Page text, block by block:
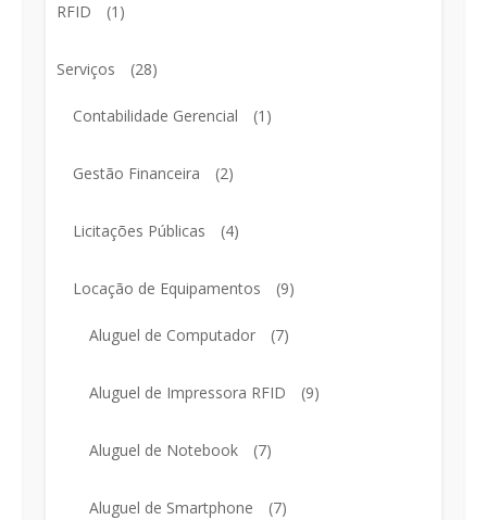
RFID (1)
Serviços (28)
Contabilidade Gerencial (1)
Gestão Financeira (2)
Licitações Públicas (4)
Locação de Equipamentos (9)
Aluguel de Computador (7)
Aluguel de Impressora RFID (9)
Aluguel de Notebook (7)
Aluguel de Smartphone (7)